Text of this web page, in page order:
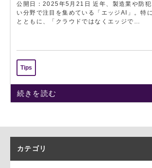
公開日：2025年5月21日 近年、製造業や防犯
い分野で注目を集めている「エッジAI」。特
とともに、「クラウドではなくエッジで…
Tips
続きを読む
カテゴリ